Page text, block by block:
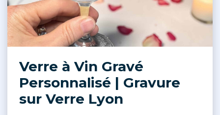
Verre à Vin Gravé
Personnalisé | Gravure
sur Verre Lyon